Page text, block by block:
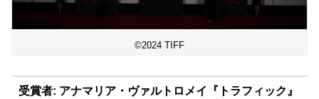
©2024 TIFF
受賞者: アナマリア・ヴァルトロメイ『トラフィック』